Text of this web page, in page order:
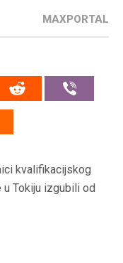
MAXPORTAL
kvalifikacijskog
Tokiju izgubili od